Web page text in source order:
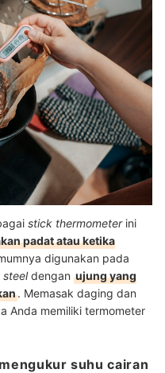
stick thermometerini
padat atau ketika
digunakan pada
steeldengan ujung yang
. Memasak daging dan
Anda memiliki termometer
suhu cairan